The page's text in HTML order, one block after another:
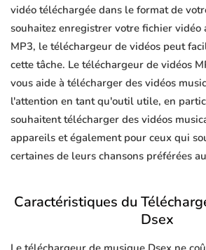
vidéo téléchargée dans le format de
souhaitez enregistrer votre fichier vidéo
MP3, le téléchargeur de vidéos peut
cette tâche. Le téléchargeur de vidéos
vous aide à télécharger des vidéos
l'attention en tant qu'outil utile, en
souhaitent télécharger des vidéos
appareils et également pour ceux qui
certaines de leurs chansons préférées
Caractéristiques du
Dsex